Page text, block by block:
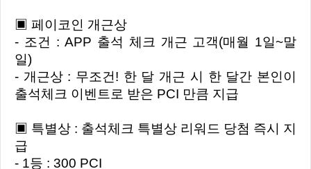
▣ 페이코인 개근상
- 조건 : APP 출석 체크 개근 고객(매월 1일~말
일)
- 개근상 : 무조건! 한 달 개근 시 한 달간 본인이
출석체크 이벤트로 받은 PCI 만큼 지급
▣ 특별상 : 출석체크 특별상 리워드 당첨 즉시 지
급
- 1등 : 300 PCI